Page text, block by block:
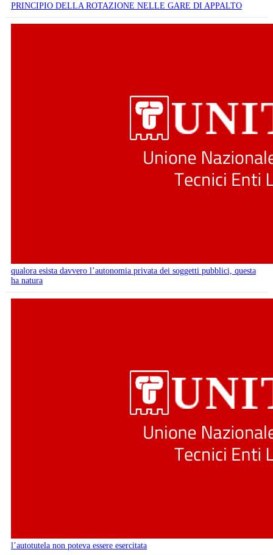
PRINCIPIO DELLA ROTAZIONE NELLE GARE DI APPALTO
qualora esista davvero l’autonomia privata dei soggetti pubblici, questa
ha natura
l’autotutela non poteva essere esercitata